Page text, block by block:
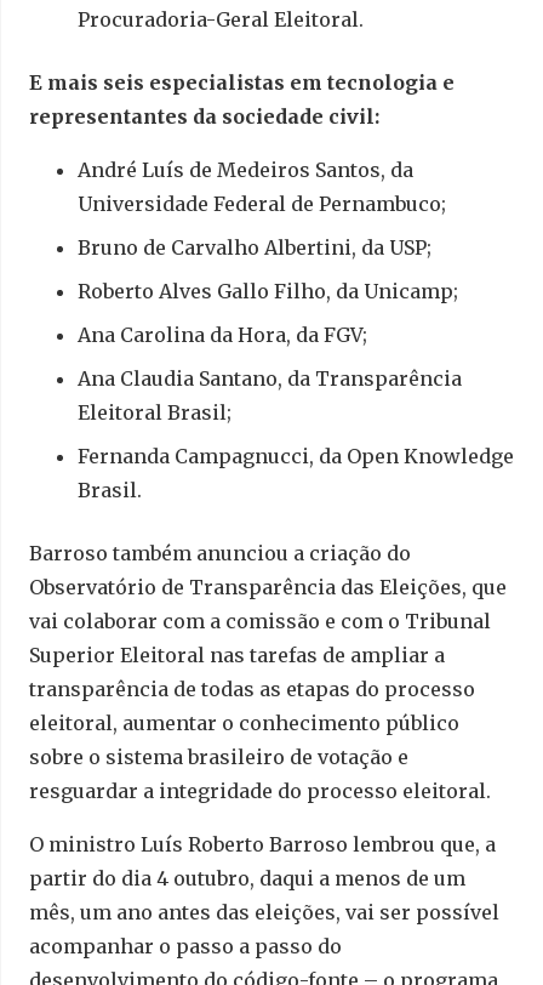
Procuradoria-Geral Eleitoral.
E mais seis especialistas em tecnologia e
representantes da sociedade civil:
André Luís de Medeiros Santos, da
Universidade Federal de Pernambuco;
Bruno de Carvalho Albertini, da USP;
Roberto Alves Gallo Filho, da Unicamp;
Ana Carolina da Hora, da FGV;
Ana Claudia Santano, da Transparência
Eleitoral Brasil;
Fernanda Campagnucci, da Open Knowledge
Brasil.
Barroso também anunciou a criação do
Observatório de Transparência das Eleições, que
vai colaborar com a comissão e com o Tribunal
Superior Eleitoral nas tarefas de ampliar a
transparência de todas as etapas do processo
eleitoral, aumentar o conhecimento público
sobre o sistema brasileiro de votação e
resguardar a integridade do processo eleitoral.
O ministro Luís Roberto Barroso lembrou que, a
partir do dia 4 outubro, daqui a menos de um
mês, um ano antes das eleições, vai ser possível
acompanhar o passo a passo do